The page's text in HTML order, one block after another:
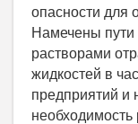
опасности для
Намечены
растворами
жидкостей в
предприятий и